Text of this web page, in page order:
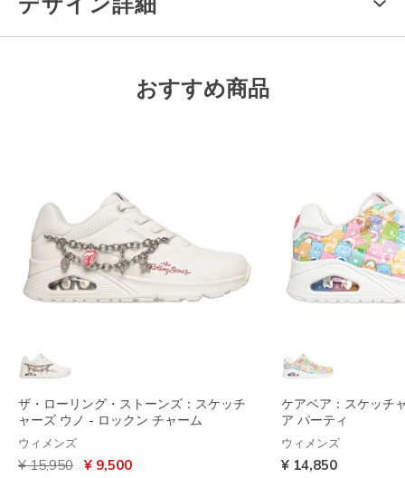
おすすめ商品
ザ・ローリング・ストーンズ：スケッチ
ャーズ ウノ - ロックン チャーム
ウィメンズ
からの値引き
¥ 15,950 から
¥ 9,500
ケアベア：スケッチ
ア パーティ
ウィメンズ
¥ 14,850